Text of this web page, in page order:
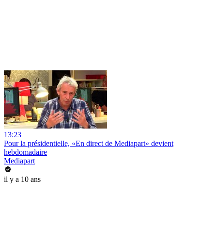
13:23
Pour la présidentielle, «En direct de Mediapart» devient
hebdomadaire
Mediapart
il y a 10 ans